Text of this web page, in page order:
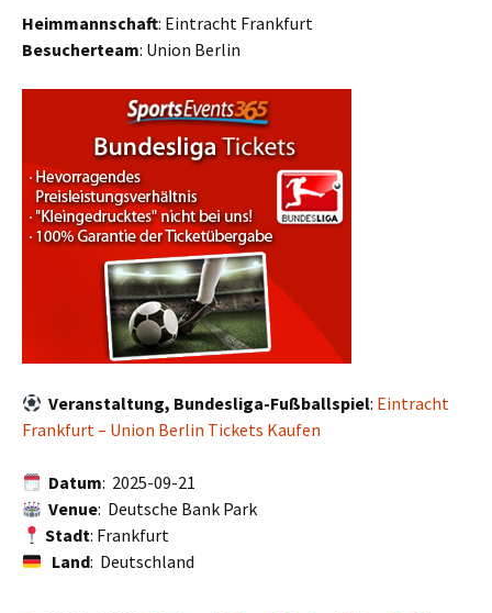
Heimmannschaft: Eintracht Frankfurt
Besucherteam: Union Berlin
Veranstaltung, Bundesliga-Fußballspiel: Eintracht
Frankfurt – Union Berlin Tickets Kaufen
Datum: 2025-09-21
Venue: Deutsche Bank Park
Stadt: Frankfurt
Land: Deutschland